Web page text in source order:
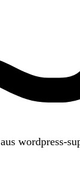
aus wordpress-